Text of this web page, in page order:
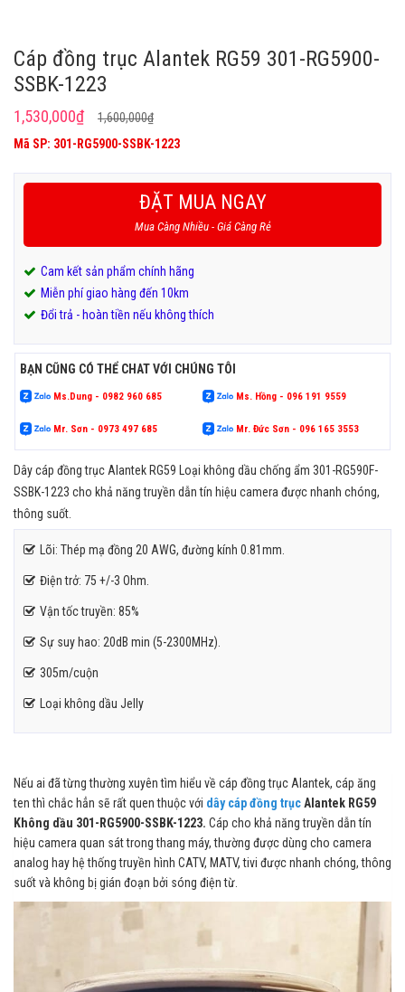
Cáp đồng trục Alantek RG59 301-RG5900-
SSBK-1223
1,600,000₫Giá
gốc
1,600,000₫.
1,530,000₫
Giá
hiện
là:
1,530,000₫.
Mã SP: 301-RG5900-SSBK-1223
ĐẶT MUA NGAY
Mua Càng Nhiều - Giá Càng Rẻ
Cam kết sản phẩm chính hãng
Miễn phí giao hàng đến 10km
Đổi trả - hoàn tiền nếu không thích
BẠN CŨNG CÓ THỂ CHAT VỚI CHÚNG TÔI
Ms.Dung - 0982 960 685 Ms. Hồng - 096 191 9559
Mr. Sơn - 0973 497 685 Mr. Đức Sơn - 096 165 3553
Dây cáp đồng trục Alantek RG59 Loại không dầu chống ẩm 301-RG590F-
SSBK-1223 cho khả năng truyền dẫn tín hiệu camera được nhanh chóng,
thông suốt.
Lõi: Thép mạ đồng 20 AWG, đường kính 0.81mm.
Điện trở: 75 +/-3 Ohm.
Vận tốc truyền: 85%
Sự suy hao: 20dB min (5-2300MHz).
305m/cuộn
Loại không dầu Jelly
Nếu ai đã từng thường xuyên tìm hiểu về cáp đồng trục Alantek, cáp ăng
ten thì chắc hẳn sẽ rất quen thuộc với dây cáp đồng trụcAlantek RG59
Không dầu 301-RG5900-SSBK-1223. Cáp cho khả năng truyền dẫn tín
hiệu camera quan sát trong thang máy, thường được dùng cho camera
analog hay hệ thống truyền hình CATV, MATV, tivi được nhanh chóng, thông
suốt và không bị gián đoạn bởi sóng điện từ.